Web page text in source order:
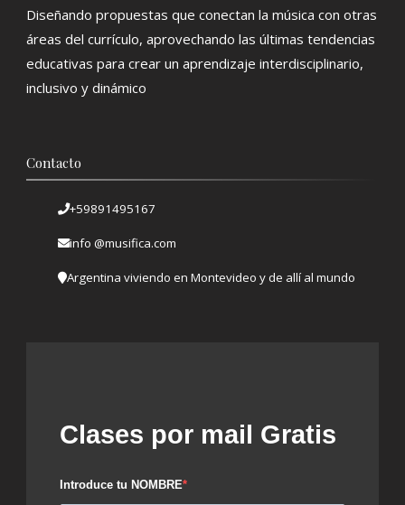
Diseñando propuestas que conectan la música con otras
áreas del currículo, aprovechando las últimas tendencias
educativas para crear un aprendizaje interdisciplinario,
inclusivo y dinámico
Contacto
+59891495167
info @musifica.com
Argentina viviendo en Montevideo y de allí al mundo